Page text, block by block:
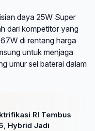
daya 25W Super
dari kompetitor yang
di rentang harga
untuk menjaga
umur sel baterai dalam
RI Tembus
Hybrid Jadi